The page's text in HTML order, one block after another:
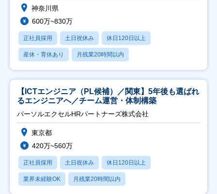
神奈川県
600万~830万
正社員採用 土日祝休み 休日120日以上
産休・育休あり 月残業20時間以内
【ICTエンジニア（PL候補）／関東】5年後も選ばれ
るエンジニアへ／チーム運営・体制構築
パーソルエクセルHRパートナーズ株式会社
東京都
420万~560万
正社員採用 土日祝休み 休日120日以上
業界未経験OK 月残業20時間以内